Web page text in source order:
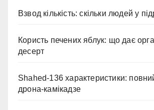
Взвод кількість: скільки людей у
Користь печених яблук: що дає
десерт
Shahed-136 характеристики:
дрона-камікадзе